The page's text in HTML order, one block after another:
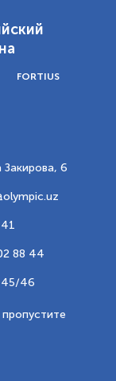
FORTIUS
6
88 44
45/46